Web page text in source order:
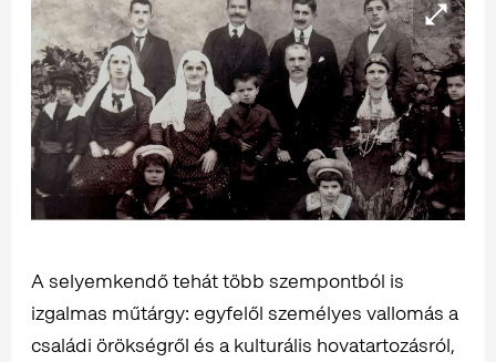
A selyemkendő tehát több szempontból is
izgalmas műtárgy: egyfelől személyes vallomás a
családi örökségről és a kulturális hovatartozásról,